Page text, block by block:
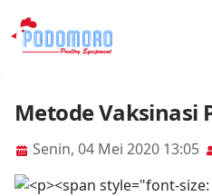
Metode Vaksinasi
Senin, 04 Mei 2020 13:05